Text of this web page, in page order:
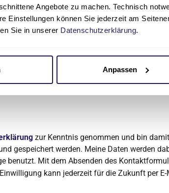
Angebote zu machen. Technisch
Einstellungen können Sie jederzeit am
Sie in unserer Datenschutzerklärung.
Anpassen
zur Kenntnis genommen und bin
gespeichert werden. Meine Daten werden
benutzt. Mit dem Absenden des
kann jederzeit für die Zukunft per